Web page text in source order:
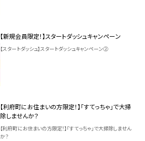
【新規会員限定！】スタートダッシュキャンペーン
【スタートダッシュ】スタートダッシュキャンペーン②
【利府町にお住まいの方限定！】「すてっちゃ」で大掃
除しませんか？
【利府町にお住まいの方限定！】「すてっちゃ」で大掃除しません
か？